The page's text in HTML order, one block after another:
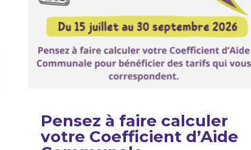
Pensez à faire calculer
votre Coefficient d’Aide